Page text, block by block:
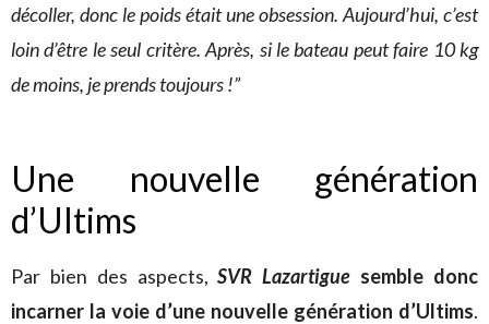
décoller, donc le poids était une obsession. Aujourd’hui, c’est
loin d’être le seul critère. Après, si le bateau peut faire 10 kg
de moins, je prends toujours !”
Une nouvelle génération
d’Ultims
Par bien des aspects,SVR Lazartigue semble donc
incarner la voie d’une nouvelle génération d’Ultims.